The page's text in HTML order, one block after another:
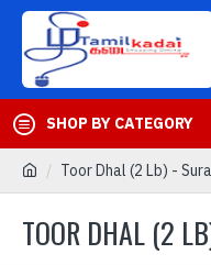
SHOP BY CATEGORY
Toor Dhal (2 Lb) -
TOOR DHAL (2